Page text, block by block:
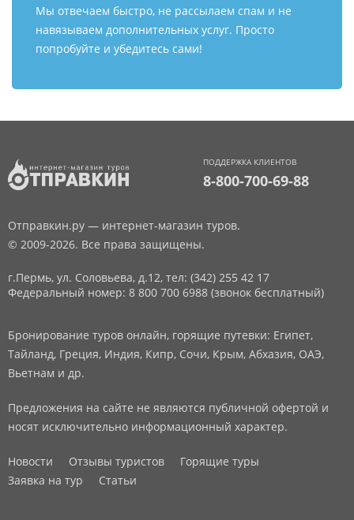
Мы отвечаем быстро, не рассылаем спам и не
навязываем дополнительных услуг. Просто
попробуйте и убедитесь сами!
ПОДДЕРЖКА КЛИЕНТОВ
8-800-700-69-88
Отправкин.ру — интернет-магазин туров.
© 2009-2026. Все права защищены.
г.Пермь, ул. Соловьева, д.12, тел: (342) 255 42 17
Федеральный номер: 8 800 700 6988 (звонок бесплатный)
Бронирование туров онлайн, горящие путевки: Египет,
Тайланд, Греция, Индия, Кипр, Сочи, Крым, Абхазия, ОАЭ,
Вьетнам и др.
Предложения на сайте не являются публичной офертой и
носят исключительно информационный характер.
Новости Отзывы туристов
Горящие туры
Заявка на тур
Статьи